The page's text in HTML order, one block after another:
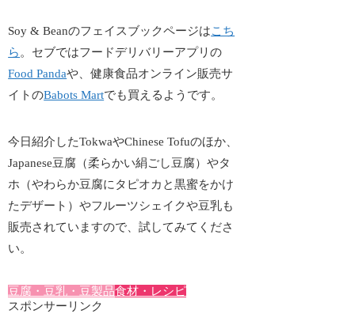
Soy & Beanのフェイスブックページはこち
ら。セブではフードデリバリーアプリの
Food Pandaや、健康食品オンライン販売サ
イトのBabots Martでも買えるようです。
今日紹介したTokwaやChinese Tofuのほか、
Japanese豆腐（柔らかい絹ごし豆腐）やタ
ホ（やわらか豆腐にタピオカと黒蜜をかけ
たデザート）やフルーツシェイクや豆乳も
販売されていますので、試してみてくださ
い。
豆腐・豆乳・豆製品食材・レシピ
スポンサーリンク